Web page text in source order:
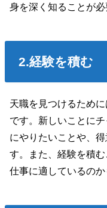
身を深く知ることが必
2.経験を積む
天職を見つけるため
です。新しいことに
にやりたいことや、
す。また、経験を積
仕事に適しているのか